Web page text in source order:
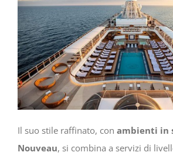
Il suo stile raffinato, con ambienti in
Nouveau, si combina a servizi di